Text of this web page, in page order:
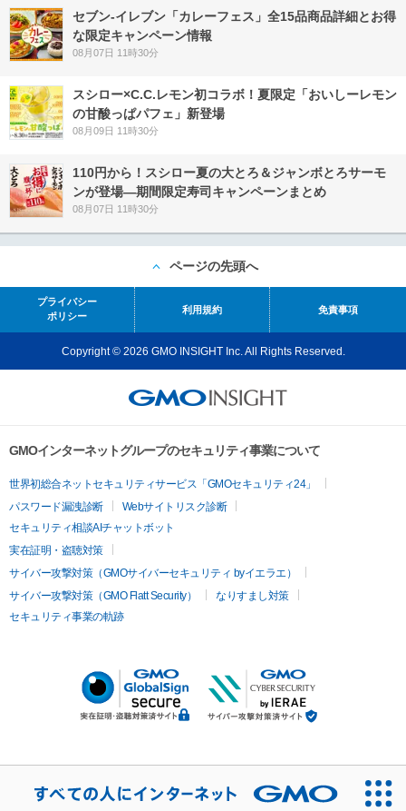
セブン‐イレブン「カレーフェス」全15品商品詳細とお得
な限定キャンペーン情報
08月07日 11時30分
スシロー×C.C.レモン初コラボ！夏限定「おいしーレモン
の甘酸っぱパフェ」新登場
08月09日 11時30分
110円から！スシロー夏の大とろ＆ジャンボとろサーモ
ンが登場―期間限定寿司キャンペーンまとめ
08月07日 11時30分
ページの先頭へ
プライバシー
ポリシー
利用規約 免責事項
Copyright © 2026 GMO INSIGHT Inc. All Rights Reserved.
GMOインターネットグループのセキュリティ事業について
世界初総合ネットセキュリティサービス「GMOセキュリティ24」
パスワード漏洩診断
Webサイトリスク診断
セキュリティ相談AIチャットボット
実在証明・盗聴対策
サイバー攻撃対策（GMOサイバーセキュリティ byイエラエ）
サイバー攻撃対策（GMO Flatt Security）
なりすまし対策
セキュリティ事業の軌跡